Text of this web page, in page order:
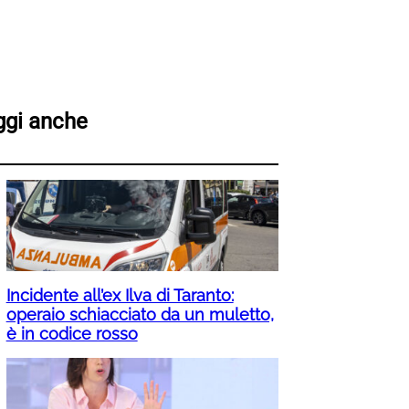
anche
Incidente all’ex Ilva di Taranto:
operaio schiacciato da un muletto,
è in codice rosso